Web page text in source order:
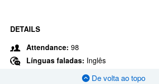
DETAILS
Attendance: 98
Línguas faladas: Inglês
De volta ao topo